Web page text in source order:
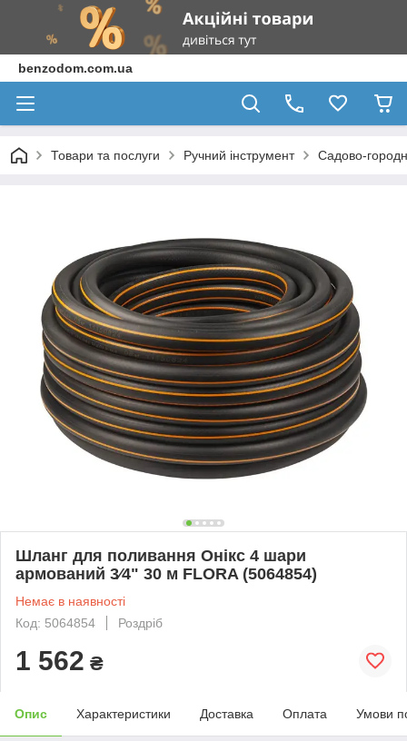
benzodom.com.ua
Товари та послуги Ручний інструмент Садово-
Шланг для поливання Онікс 4 шари
армований 3⁄4" 30 м FLORA (5064854)
Немає в наявності
Код: 5064854
Роздріб
1 562 ₴
Опис Характеристики Доставка Оплата Умови